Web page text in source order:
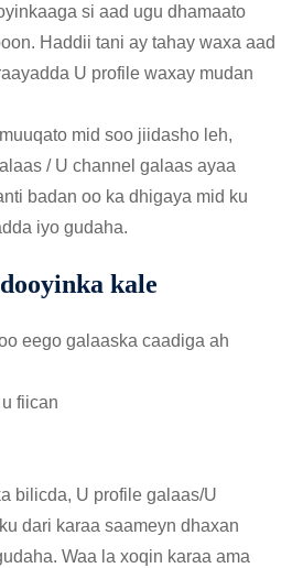
si aad ugu dhamaato
Haddii tani ay tahay waxa aad
U profile waxay mudan
mid soo jiidasho leh,
/ U channel galaas ayaa
badan oo ka dhigaya mid ku
iyo gudaha.
kale
eego galaaska caadiga ah
fiican
bilicda, U profile galaas/U
dari karaa saameyn dhaxan
Waa la xoqin karaa ama